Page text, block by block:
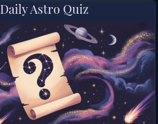
Daily Astro Quiz